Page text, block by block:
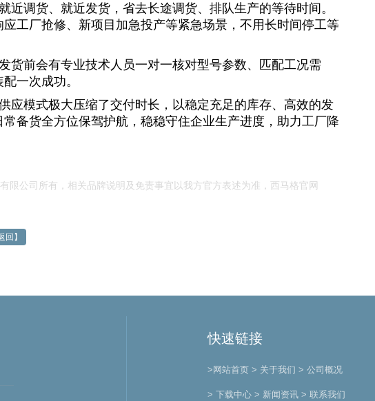
近调货、就近发货，省去长途调货、排队生产的等待时间。
工厂抢修、新项目加急投产等紧急场景，不用长时间停工等
货前会有专业技术人员一对一核对型号参数、匹配工况需
一次成功。
应模式极大压缩了交付时长，以稳定充足的库存、高效的发
备货全方位保驾护航，稳稳守住企业生产进度，助力工厂降
限公司所有，相关品牌说明及免责事宜以我方官方表述为准，西马格官网
回】
快速链接
>网站首页 > 关于我们 > 公司概况
> 下载中心 > 新闻资讯 > 联系我们